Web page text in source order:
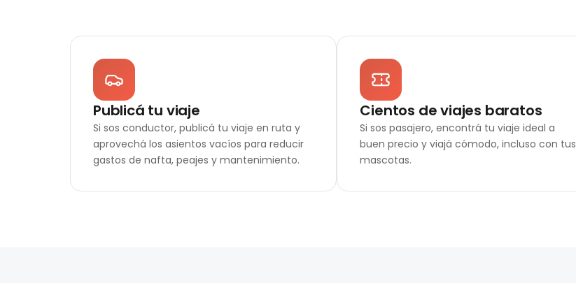
Publicá tu viaje
Si sos conductor, publicá tu viaje en ruta y
aprovechá los asientos vacíos para reducir
gastos de nafta, peajes y mantenimiento.
Cientos de viajes baratos
Si sos pasajero, encontrá tu viaje ideal a
buen precio y viajá cómodo, incluso con tus
mascotas.